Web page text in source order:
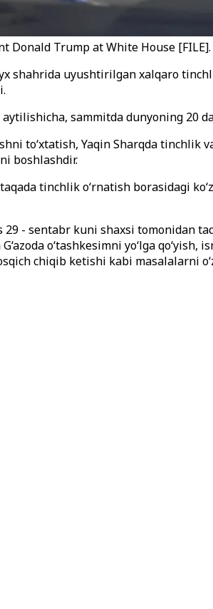
Donald Trump at White House [FILE].
shahrida uyushtirilgan xalqaro
sammitda dunyoning 20
to‘xtatish, Yaqin Sharqda
boshlashdir.
tinchlik o‘rnatish borasidagi
- sentabr kuni shaxsi tomonidan
o‘tashkesimni yo‘lga
chiqib ketishi kabi masalalarni